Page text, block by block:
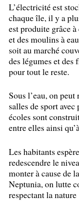
L’électricité est
chaque île, il y a
est produite grâce
et des moulins à
soit au marché
des légumes et
pour tout le reste.
Sous l’eau, on
salles de sport
écoles sont
entre elles ainsi
Les habitants
redescendre le
monter à cause de
Neptunia, on lutte
respectant la nature